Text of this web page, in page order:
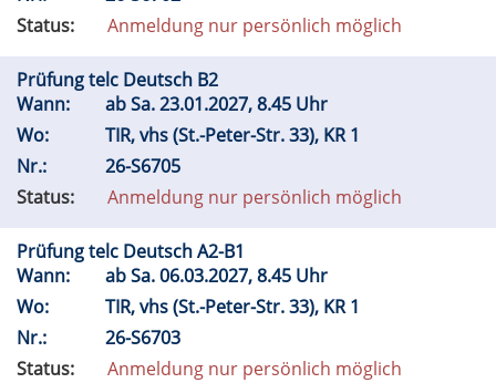
Status:
Anmeldung nur persönlich möglich
Prüfung telc Deutsch B2
Wann:
abSa.23.01.2027, 8.45 Uhr
Wo:
TIR, vhs (St.-Peter-Str. 33), KR 1
Nr.:
26-S6705
Status:
Anmeldung nur persönlich möglich
Prüfung telc Deutsch A2-B1
Wann:
abSa.06.03.2027, 8.45 Uhr
Wo:
TIR, vhs (St.-Peter-Str. 33), KR 1
Nr.:
26-S6703
Status:
Anmeldung nur persönlich möglich